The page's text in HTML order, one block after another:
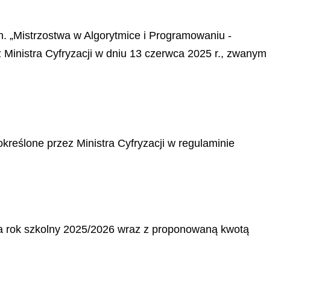
„Mistrzostwa w Algorytmice i Programowaniu -
Ministra Cyfryzacji w dniu 13 czerwca 2025 r., zwanym
przez Ministra Cyfryzacji w regulaminie
szkolny 2025/2026 wraz z proponowaną kwotą